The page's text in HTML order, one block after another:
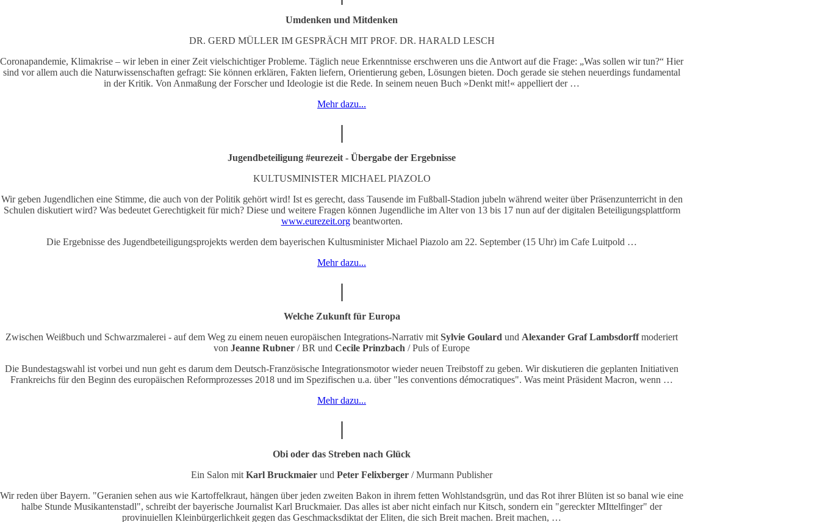
Umdenken und Mitdenken
DR. GERD MÜLLER IM GESPRÄCH MIT PROF. DR. HARALD LESCH
Coronapandemie, Klimakrise – wir leben in einer Zeit vielschichtiger Probleme. Täglich neue Erkenntnisse erschweren uns die Antwort auf die Frage: „Was sollen wir tun?“ Hier
sind vor allem auch die Naturwissenschaften gefragt: Sie können erklären, Fakten liefern, Orientierung geben, Lösungen bieten. Doch gerade sie stehen neuerdings fundamental
in der Kritik. Von Anmaßung der Forscher und Ideologie ist die Rede. In seinem neuen Buch »Denkt mit!« appelliert der …
Mehr dazu...
|
Jugendbeteiligung #eurezeit - Übergabe der Ergebnisse
KULTUSMINISTER MICHAEL PIAZOLO
Wir geben Jugendlichen eine Stimme, die auch von der Politik gehört wird! Ist es gerecht, dass Tausende im Fußball-Stadion jubeln während weiter über Präsenzunterricht in den
Schulen diskutiert wird? Was bedeutet Gerechtigkeit für mich? Diese und weitere Fragen können Jugendliche im Alter von 13 bis 17 nun auf der digitalen Beteiligungsplattform
www.eurezeit.orgbeantworten.
Die Ergebnisse des Jugendbeteiligungsprojekts werden dem bayerischen Kultusminister Michael Piazolo am 22. September (15 Uhr) im Cafe Luitpold …
Mehr dazu...
|
Welche Zukunft für Europa
Zwischen Weißbuch und Schwarzmalerei - auf dem Weg zu einem neuen europäischen Integrations-Narrativ mit Sylvie Goulard und Alexander Graf Lambsdorffmoderiert
von Jeanne Rubner / BR und Cecile Prinzbach / Puls of Europe
Die Bundestagswahl ist vorbei und nun geht es darum dem Deutsch-Französische Integrationsmotor wieder neuen Treibstoff zu geben. Wir diskutieren die geplanten Initiativen
Frankreichs für den Beginn des europäischen Reformprozesses 2018 und im Spezifischen u.a. über "les conventions démocratiques". Was meint Präsident Macron, wenn …
Mehr dazu...
|
Obi oder das Streben nach Glück
Ein Salon mit Karl Bruckmaier und Peter Felixberger / Murmann Publisher
Wir reden über Bayern. "Geranien sehen aus wie Kartoffelkraut, hängen über jeden zweiten Bakon in ihrem fetten Wohlstandsgrün, und das Rot ihrer Blüten ist so banal wie eine
halbe Stunde Musikantenstadl", schreibt der bayerische Journalist Karl Bruckmaier. Das alles ist aber nicht einfach nur Kitsch, sondern ein "gereckter MIttelfinger" der
provinuiellen Kleinbürgerlichkeit gegen das Geschmacksdiktat der Eliten, die sich Breit machen. Breit machen, …